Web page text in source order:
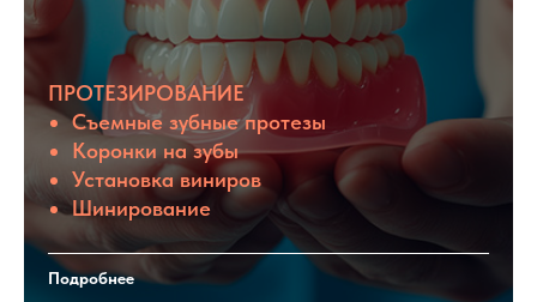
ПРОТЕЗИРОВАНИЕ
Съемные зубные протезы
Коронки на зубы
Установка виниров
Шинирование
Подробнее